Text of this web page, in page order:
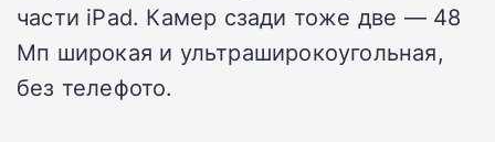
части iPad. Камер сзади тоже две — 48
Мп широкая и ультраширокоугольная,
без телефото.